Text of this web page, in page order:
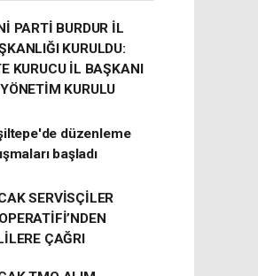
PARTİ BURDUR İL
KURULDU:
KURUCU İL BAŞKANI
KURULU
düzenleme
başladı
SERVİSÇİLER
ÇAĞRI